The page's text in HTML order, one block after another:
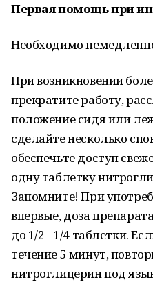
Первая помощь при
Необходимо
При возникновении
прекратите работу,
положение сидя или
сделайте несколько
обеспечьте доступ
одну таблетку
Запомните! При
впервые, доза
до 1/2 - 1/4 таблетки.
течение 5 минут,
нитроглицерин под